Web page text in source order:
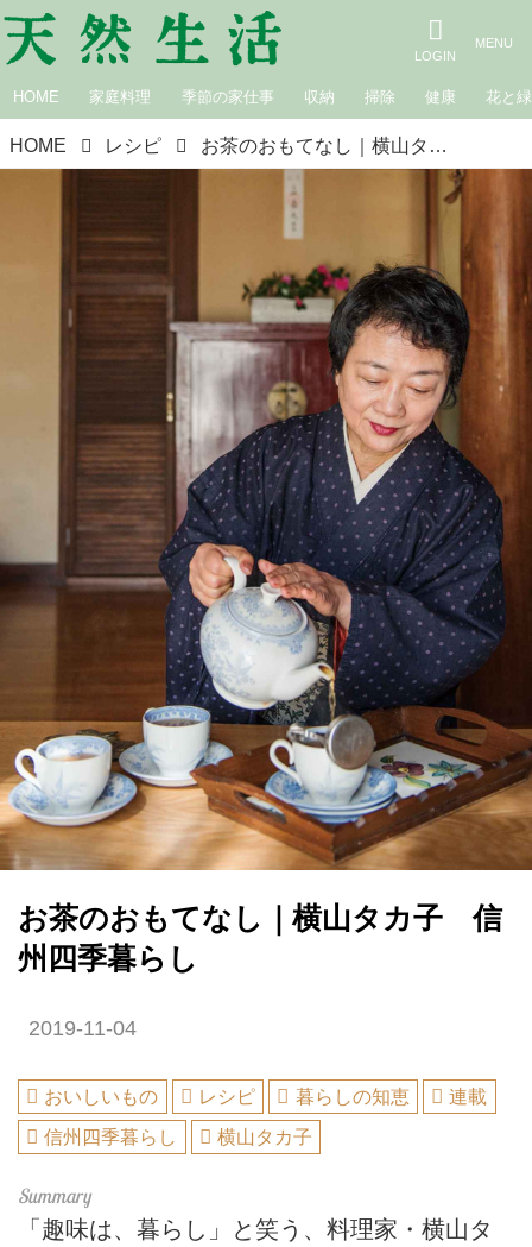
HOME 家庭料理 季節の家仕事 収納 掃除 健康 花と緑
HOME レシピ お茶のおもてなし｜横山タカ子 信州四季暮らし
お茶のおもてなし｜横山タカ子 信
州四季暮らし
2019-11-04
おいしいもの レシピ 暮らしの知恵
連載
信州四季暮らし
横山タカ子
「趣味は、暮らし」と笑う、料理家・横山タ